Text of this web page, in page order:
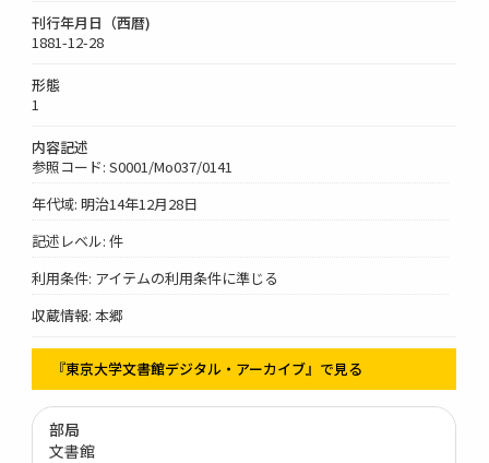
刊行年月日（西暦)
1881-12-28
形態
1
内容記述
参照コード: S0001/Mo037/0141
年代域: 明治14年12月28日
記述レベル: 件
利用条件: アイテムの利用条件に準じる
収蔵情報: 本郷
『東京大学文書館デジタル・アーカイブ』で見る
部局
文書館